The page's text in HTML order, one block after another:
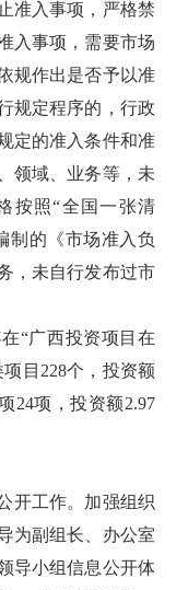
准入事项，严格禁
入事项，需要市场
规作出是否予以准
规定程序的，行政
定的准入条件和准
领域、业务等，未
按照“全国一张清
制的《市场准入负
，未自行发布过市
在“广西投资项目在
目 228个，投资额
24项 ，投资额2.97
开工作。加强组织
为副组长、办公室
导小组信息公开体